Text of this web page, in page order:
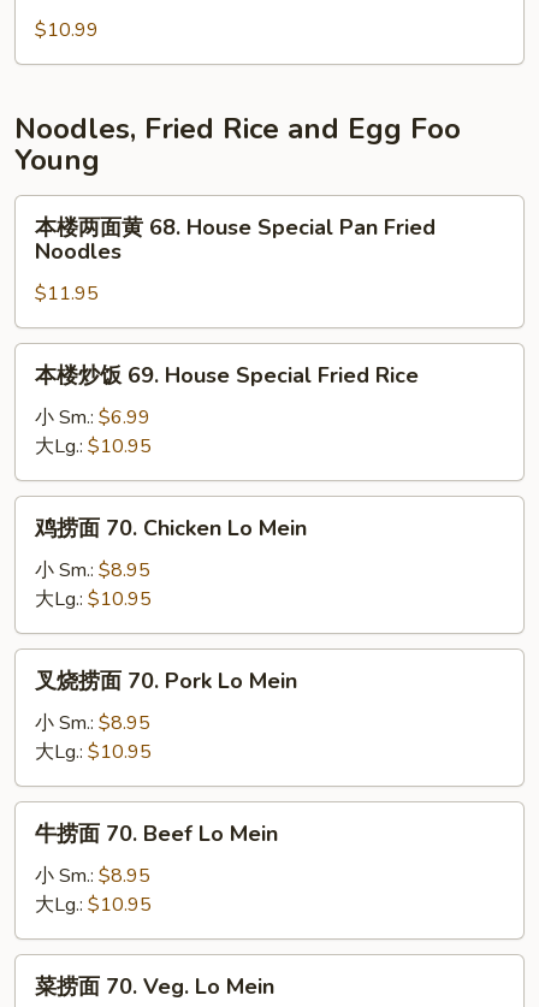
Szechuan
Style
豆
String
Bean
with
Garlic
Sauce
$10.99
Noodles, Fried Rice and Egg Foo
Young
黄
68.
House
Special
Pan
Noodles
本楼两面黄 68. House Special Pan Fried
Noodles
$11.95
69.
House
Special
Fried
Rice
本楼炒饭 69. House Special Fried Rice
小 Sm.: $6.99
大Lg.: $10.95
70.
Chicken
Lo
Mein
鸡捞面 70. Chicken Lo Mein
小 Sm.: $8.95
大Lg.: $10.95
70.
Pork
Lo
Mein
叉烧捞面 70. Pork Lo Mein
小 Sm.: $8.95
大Lg.: $10.95
70.
Beef
Lo
Mein
牛捞面 70. Beef Lo Mein
小 Sm.: $8.95
大Lg.: $10.95
菜捞面 70. Veg. Lo Mein